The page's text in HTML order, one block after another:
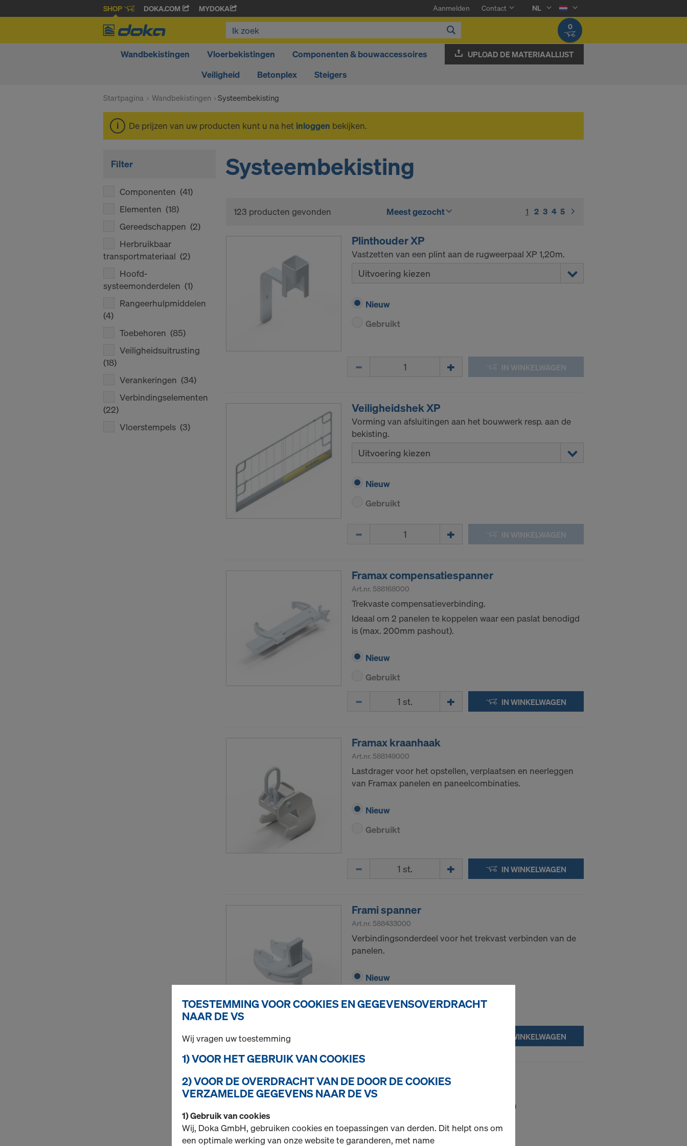
SHOP DOKA.COM MYDOKA Aanmelden Contact
NL
0
Wandbekistingen Vloerbekistingen
Componenten & bouwaccessoires
Veiligheid
Betonplex Steigers
UPLOAD DE MATERIAALLIJST
Startpagina Wandbekistingen Systeembekisting
De prijzen van uw producten kunt u na het inloggen bekijken.
Filter
Componenten (41)
Elementen (18)
Gereedschappen (2)
Herbruikbaar
transportmateriaal (2)
Hoofd-
systeemonderdelen (1)
Rangeerhulpmiddelen
(4)
Toebehoren (85)
Veiligheidsuitrusting
(18)
Verankeringen (34)
Verbindingselementen
(22)
Vloerstempels (3)
Systeembekisting
123 producten gevonden Meest gezocht 1 (current)
2 3 4 5
Plinthouder XP
Vastzetten van een plint aan de rugweerpaal XP 1,20m.
Uitvoering kiezen
Nieuw
Gebruikt
IN WINKELWAGEN
Veiligheidshek XP
Vorming van afsluitingen aan het bouwwerk resp. aan de
bekisting.
Uitvoering kiezen
Nieuw
Gebruikt
IN WINKELWAGEN
Framax compensatiespanner
Art.nr. 588168000
Trekvaste compensatieverbinding.
Ideaal om 2 panelen te koppelen waar een paslat benodigd
is (max. 200mm pashout).
Nieuw
Gebruikt
IN WINKELWAGEN
Framax kraanhaak
Art.nr. 588149000
Lastdrager voor het opstellen, verplaatsen en neerleggen
van Framax panelen en paneelcombinaties.
Nieuw
Gebruikt
IN WINKELWAGEN
Frami spanner
Art.nr. 588433000
Verbindingsonderdeel voor het trekvast verbinden van de
panelen.
Nieuw
IN WINKELWAGEN
Frami funderingsspanner
Art.nr.588452000
Voor het verankeren van liggende panelen
TOESTEMMING VOOR COOKIES EN GEGEVENSOVERDRACHT
NAAR DE VS
Wij vragen uw toestemming
1) VOOR HET GEBRUIK VAN COOKIES
2) VOOR DE OVERDRACHT VAN DE DOOR DE COOKIES
VERZAMELDE GEGEVENS NAAR DE VS
1) Gebruik van cookies
Wij, Doka GmbH, gebruiken cookies en toepassingen van derden. Dit helpt ons om
een optimale werking van onze website te garanderen, met name